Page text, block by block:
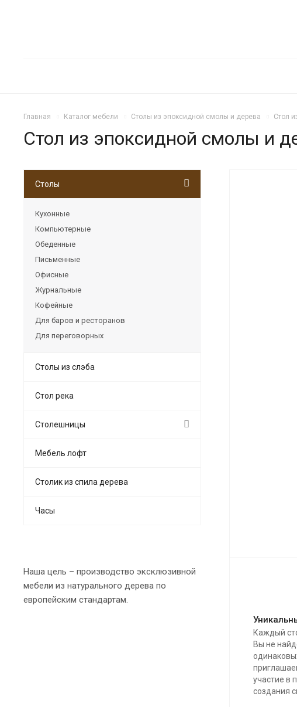
Главная Каталог мебели Столы из эпоксидной смолы и дерева Стол
Стол из эпоксидной смолы и
Каждый
Вы не
участие в
создания
Столы
Кухонные
Компьютерные
Обеденные
Письменные
Офисные
Журнальные
Кофейные
Для баров и ресторанов
Для переговорных
Столы из слэба
Стол река
Столешницы
Мебель лофт
Столик из спила дерева
Часы
Наша цель – производство эксклюзивной
мебели из натурального дерева по
европейским стандартам.